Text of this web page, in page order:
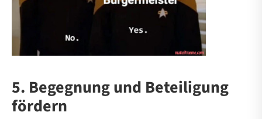
5. Begegnung und Beteiligung
fördern